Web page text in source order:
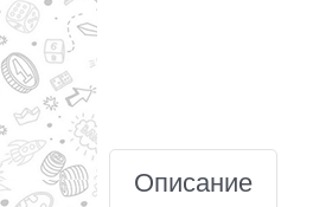
Описание